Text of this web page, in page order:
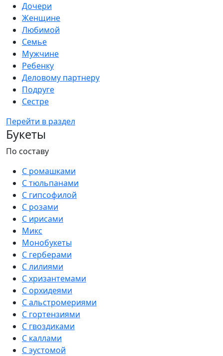
Дочери
Женщине
Любимой
Семье
Мужчине
Ребенку
Деловому партнеру
Подруге
Сестре
Перейти в раздел
Букеты
По составу
С ромашками
С тюльпанами
С гипсофилой
С розами
С ирисами
Микс
Монобукеты
С герберами
С лилиями
С хризантемами
С орхидеями
С альстромериями
С гортензиями
С гвоздиками
С каллами
С эустомой